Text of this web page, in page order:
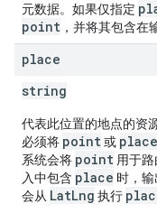
元数据。如果仅指定
point ，并将其包含在
place
string
代表此位置的地点的资
必须将 point或 place
系统会将 point 用于
入中包含 place 时，
会从 LatLng 执行